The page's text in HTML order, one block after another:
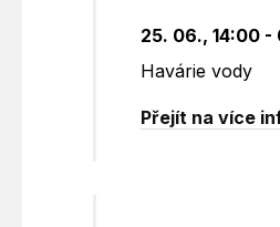
25. 06., 14:00
Havárie vody
Přejít na více